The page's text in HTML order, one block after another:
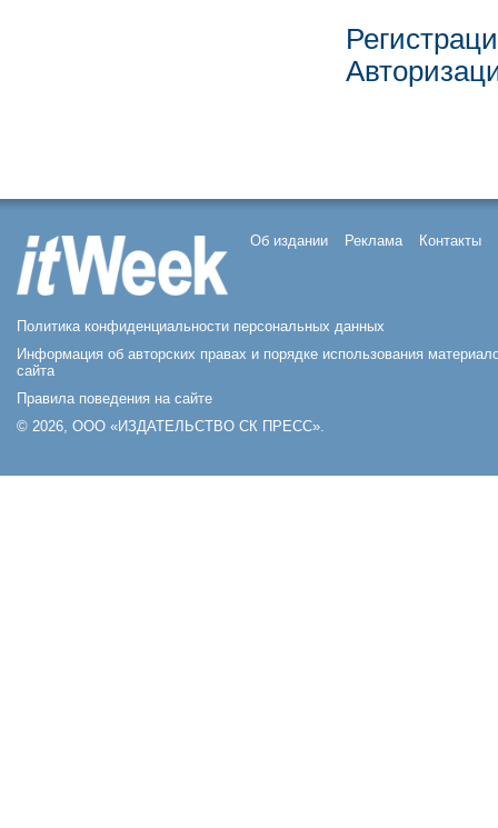
Об издании Реклама Контакты
Политика конфиденциальности персональных данных
Информация об авторских правах и порядке использования
сайта
Правила поведения на сайте
© 2026, ООО «ИЗДАТЕЛЬСТВО СК ПРЕСС».